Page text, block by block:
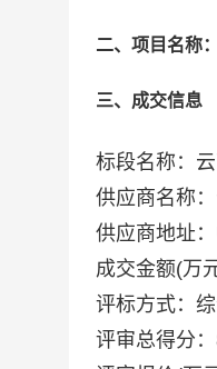
二、项目名称
三、成交信息
标段名称：
供应商名称
供应商地址
成交金额(万
评标方式：
评审总得分